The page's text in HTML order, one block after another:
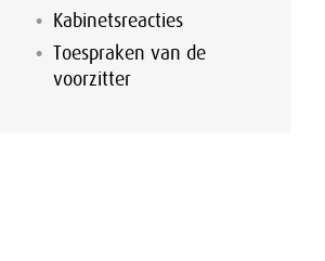
Kabinetsreacties
Toespraken van de
voorzitter